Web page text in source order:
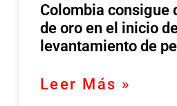
Colombia consigue
de oro en el inicio
levantamiento de
Leer Más »